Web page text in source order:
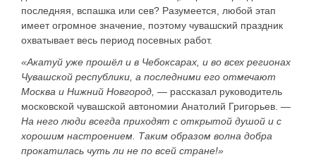
последняя, вспашка или сев? Разумеется, любой этап
имеет огромное значение, поэтому чувашский праздник
охватывает весь период посевных работ.
«Акатуй уже прошёл и в Ч­ебоксарах, и во всех регионах
Чувашской республики, а последними его отмечают
Москва и Нижний Новгород, — рассказал руководитель
московской чувашской автономии Анатолий Григорьев . —
На него люди всегда приходят с открытой душой и с
хорошим настроением. Таким образом волна добра
прокатилась чуть ли не по всей стране!»